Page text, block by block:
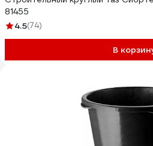
81455
4.5(74)
В